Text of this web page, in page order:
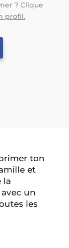
? Clique
profil.
ton
et
la
un
les